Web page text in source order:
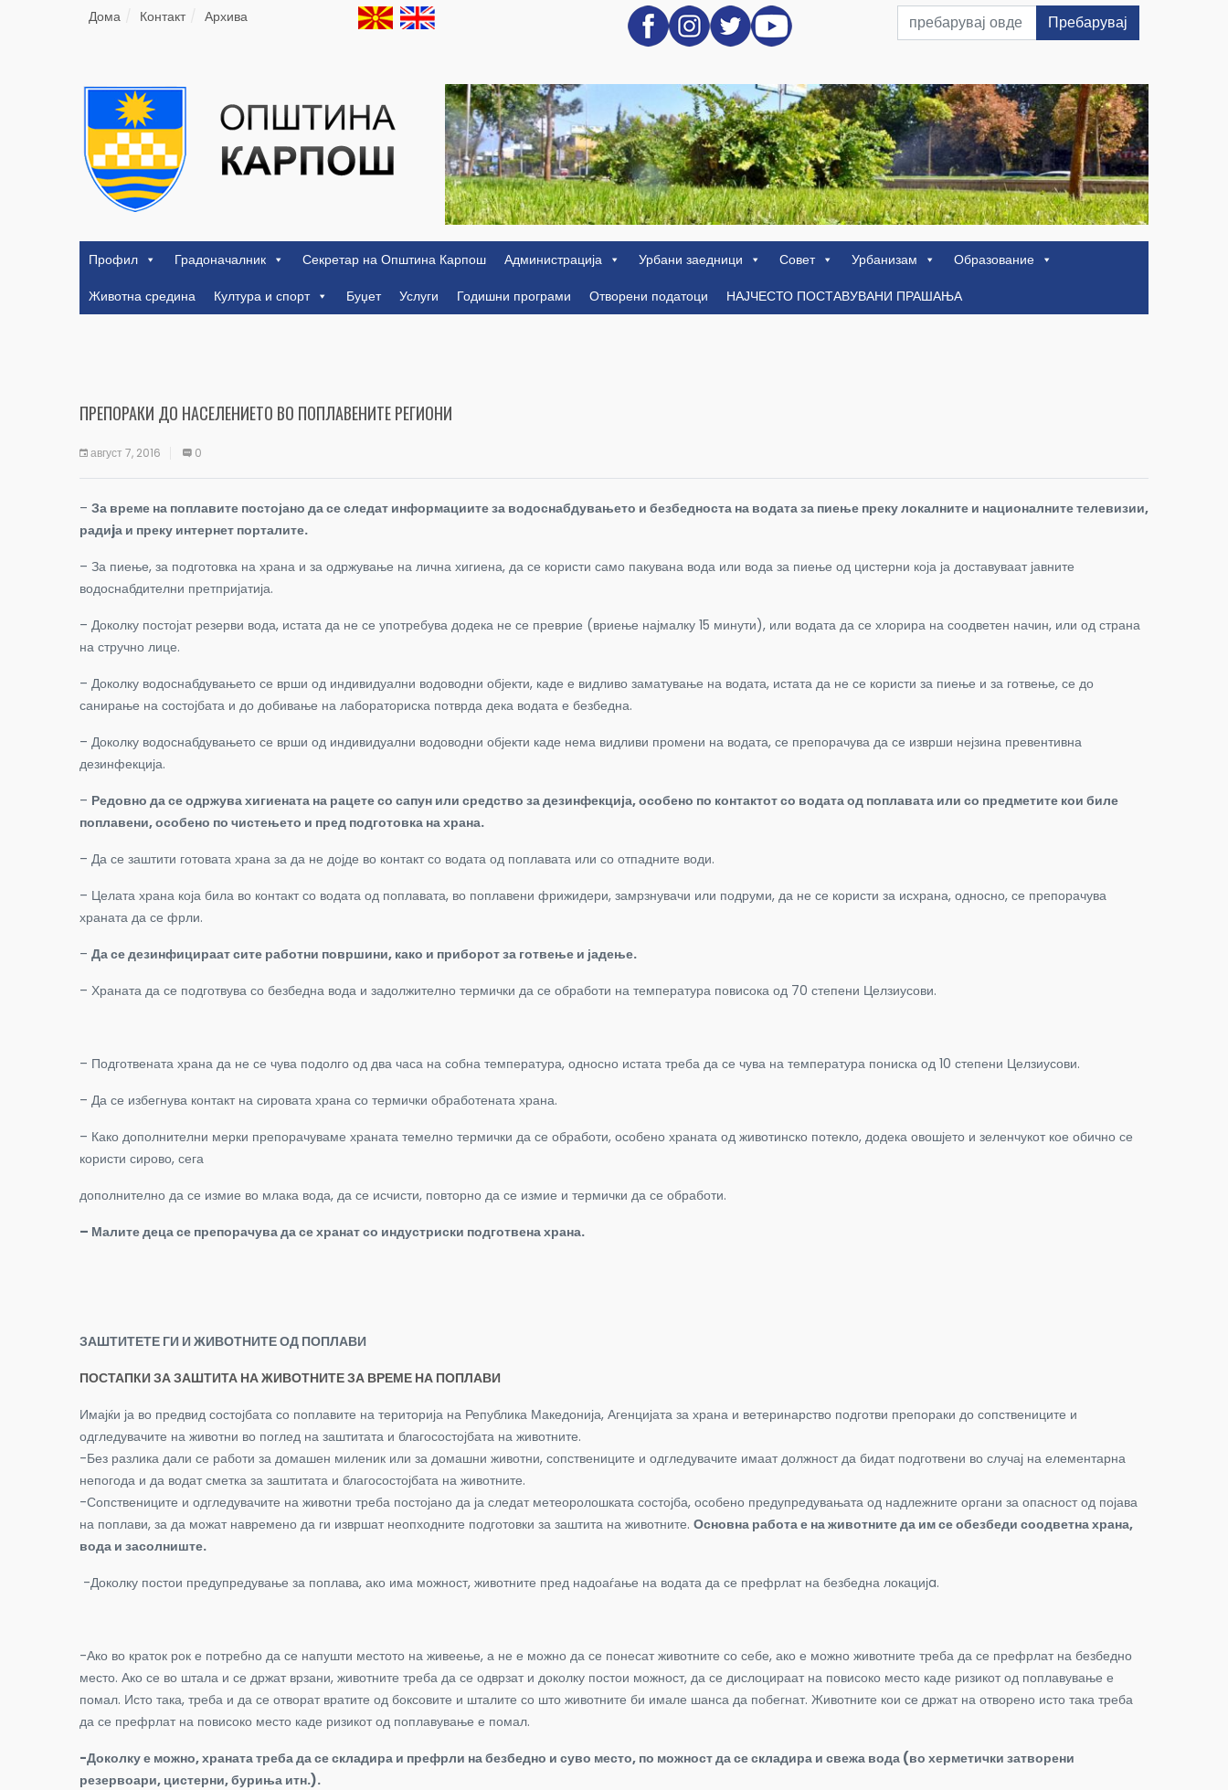
Дома Контакт Архива Пребарувај
Профил Градоначалник Секретар на Општина Карпош Администрација Урбани заедници Совет Урбанизам
Образование
Животна средина
Култура и спорт Буџет Услуги Годишни програми Отворени податоци НАЈЧЕСТО ПОСТАВУВАНИ ПРАШАЊА
ПРЕПОРАКИ ДО НАСЕЛЕНИЕТО ВО ПОПЛАВЕНИТЕ РЕГИОНИ
август 7, 2016 0
– За време на поплавите постојано да се следат информациите за водоснабдувањето и безбедноста на водата за пиење преку локалните и националните телевизии,
радиjа и преку интернет порталите.
– За пиење, за подготовка на храна и за одржување на лична хигиена, да се користи само пакувана вода или вода за пиење од цистерни која ја доставуваат јавните
водоснабдителни претпријатија.
– Доколку постојат резерви вода, истата да не се употребува додека не се преврие (вриење најмалку 15 минути), или водата да се хлорира на соодветен начин, или од страна
на стручно лице.
– Доколку водоснабдувањето се врши од индивидуални водоводни објекти, каде е видливо заматување на водата, истата да не се користи за пиење и за готвење, се до
санирање на состојбата и до добивање на лабораториска потврда дека водата е безбедна.
– Доколку водоснабдувањето се врши од индивидуални водоводни објекти каде нема видливи промени на водата, се препорачува да се изврши нејзина превентивна
дезинфекција.
– Редовно да се одржува хигиената на рацете со сапун или средство за дезинфекција, особено по контактот со водата од поплавата или со предметите кои биле
поплавени, особено по чистењето и пред подготовка на храна.
– Да се заштити готовата храна за да не дојде во контакт со водата од поплавата или со отпадните води.
– Целата храна која била во контакт со водата од поплавата, во поплавени фрижидери, замрзнувачи или подруми, да не се користи за исхрана, односно, се препорачува
храната да се фрли.
– Да се дезинфицираат сите работни површини, како и приборот за готвење и јадење.
– Храната да се подготвува со безбедна вода и задолжително термички да се обработи на температура повисока од 70 степени Целзиусови.
– Подготвената храна да не се чува подолго од два часа на собна температура, односно истата треба да се чува на температура пониска од 10 степени Целзиусови.
– Да се избегнува контакт на сировата храна со термички обработената храна.
– Како дополнителни мерки препорачуваме храната темелно термички да се обработи, особено храната од животинско потекло, додека овошјето и зеленчукот кое обично се
користи сирово, сега
дополнително да се измие во млака вода, да се исчисти, повторно да се измие и термички да се обработи.
– Малите деца се препорачува да се хранат со индустриски подготвена храна.
ЗАШТИТЕТЕ ГИ И ЖИВОТНИТЕ ОД ПОПЛАВИ
ПОСТАПКИ ЗА ЗАШТИТА НА ЖИВОТНИТЕ ЗА ВРЕМЕ НА ПОПЛАВИ
Имајќи ја во предвид состојбата со поплавите на територија на Република Македонија, Агенцијата за храна и ветеринарство подготви препораки до сопствениците и
одгледувачите на животни во поглед на заштитата и благосостојбата на животните.
-Без разлика дали се работи за домашен миленик или за домашни животни, сопствениците и одгледувачите имаат должност да бидат подготвени во случај на елементарна
непогода и да водат сметка за заштитата и благосостојбата на животните.
-Сопствениците и одгледувачите на животни треба постојано да ја следат метеоролошката состојба, особено предупредувањата од надлежните органи за опасност од појава
на поплави, за да можат навремено да ги извршат неопходните подготовки за заштита на животните. Основна работа е на животните да им се обезбеди соодветна храна,
вода и засолниште.
-Доколку постои предупредување за поплава, ако има можност, животните пред надоаѓање на водата да се префрлат на безбедна локацијa.
-Ако во краток рок е потребно да се напушти местото на живеење, а не е можно да се понесат животните со себе, ако е можно животните треба да се префрлат на безбедно
место. Ако се во штала и се држат врзани, животните треба да се одврзат и доколку постои можност, да се дислоцираат на повисоко место каде ризикот од поплавување е
помал. Исто така, треба и да се отворат вратите од боксовите и шталите со што животните би имале шанса да побегнат. Животните кои се држат на отворено исто така треба
да се префрлат на повисоко место каде ризикот од поплавување е помал.
-Доколку е можно, храната треба да се складира и префрли на безбедно и суво место, по можност да се складира и свежа вода (во херметички затворени
резервоари, цистерни, буриња итн.).